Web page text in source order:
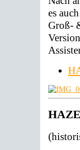
es
Groß-